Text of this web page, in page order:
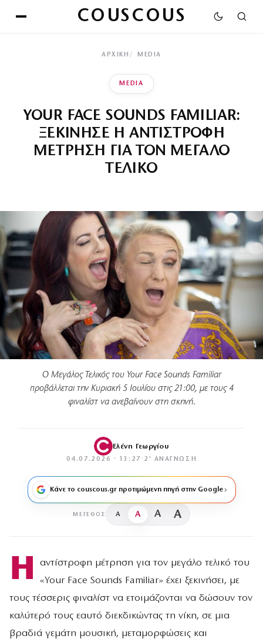
COUSCOUS
ΑΡΧΙΚΉ MEDIA
MEDIA
YOUR FACE SOUNDS FAMILIAR:
ΞΕΚΙΝΗΣΕ Η ΑΝΤΙΣΤΡΟΦΗ
ΜΕΤΡΗΣΗ ΓΙΑ ΤΟΝ ΜΕΓΑΛΟ
ΤΕΛΙΚΟ
Ο Μεγάλος Τελικός του Your Face Sounds Familiar
προβάλλεται την Κυριακή 5 Ιουλίου στις 21:00, με τους 4
φιναλίστ να ανεβαίνουν στη σκηνή.
Ελένη Γεωργίου
04.07.2026 · 13:27 · 2′ ΑΝΆΓΝΩΣΗ
Κάνε το couscous.gr προτιμώμενη πηγή στην Google
ΜΈΓΕΘΟΣ A A A A
Η
αντίστροφη μέτρηση για τον μεγάλο τελικό του
«Your Face Sounds Familiar» έχει ξεκινήσει, με
τους τέσσερις φιναλίστ να ετοιμάζονται να δώσουν τον
καλύτερό τους εαυτό διεκδικώντας τη νίκη, σε μια
βραδιά γεμάτη μουσική, μεταμορφώσεις και